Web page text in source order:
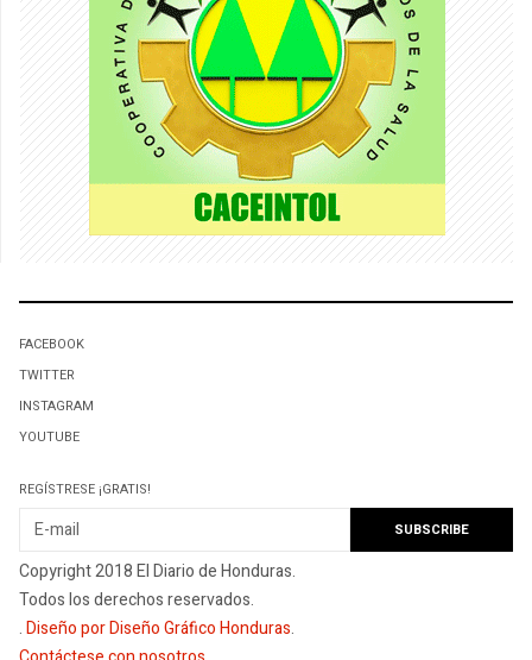
FACEBOOK
TWITTER
INSTAGRAM
YOUTUBE
REGÍSTRESE ¡GRATIS!
Copyright 2018 El Diario de Honduras.
Todos los derechos reservados.
.Diseño por Diseño Gráfico Honduras.